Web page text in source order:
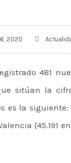
2020
481
sitúan la
es la siguiente:
(45.191